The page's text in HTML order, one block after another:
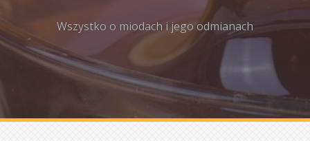
Wszystko o miodach i jego odmianach